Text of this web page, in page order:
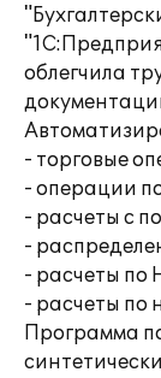
облегчила
- торговые
- операции
- расчеты с
-
- расчеты по
- расчеты по
Программа